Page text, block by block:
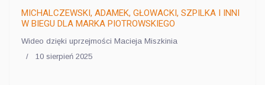
MICHALCZEWSKI, ADAMEK, GŁOWACKI, SZPILKA I INNI
W BIEGU DLA MARKA PIOTROWSKIEGO
Wideo dzięki uprzejmości Macieja Miszkinia
10 sierpień 2025